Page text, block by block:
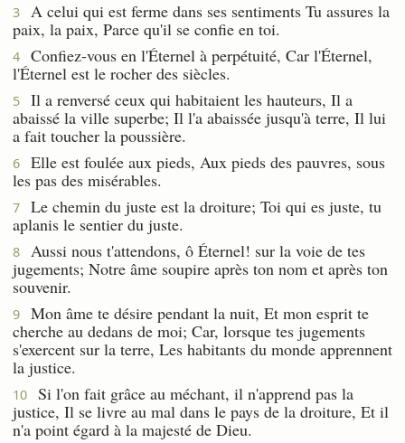
3
A celui qui est ferme dans ses sentiments Tu assures la
paix, la paix, Parce qu'il se confie en toi.
4
Confiez-vous en l'Éternel à perpétuité, Car l'Éternel,
l'Éternel est le rocher des siècles.
5
Il a renversé ceux qui habitaient les hauteurs, Il a
abaissé la ville superbe; Il l'a abaissée jusqu'à terre, Il lui
a fait toucher la poussière.
6
Elle est foulée aux pieds, Aux pieds des pauvres, sous
les pas des misérables.
7
Le chemin du juste est la droiture; Toi qui es juste, tu
aplanis le sentier du juste.
8
Aussi nous t'attendons, ô Éternel! sur la voie de tes
jugements; Notre âme soupire après ton nom et après ton
souvenir.
9
Mon âme te désire pendant la nuit, Et mon esprit te
cherche au dedans de moi; Car, lorsque tes jugements
s'exercent sur la terre, Les habitants du monde apprennent
la justice.
10
Si l'on fait grâce au méchant, il n'apprend pas la
justice, Il se livre au mal dans le pays de la droiture, Et il
n'a point égard à la majesté de Dieu.